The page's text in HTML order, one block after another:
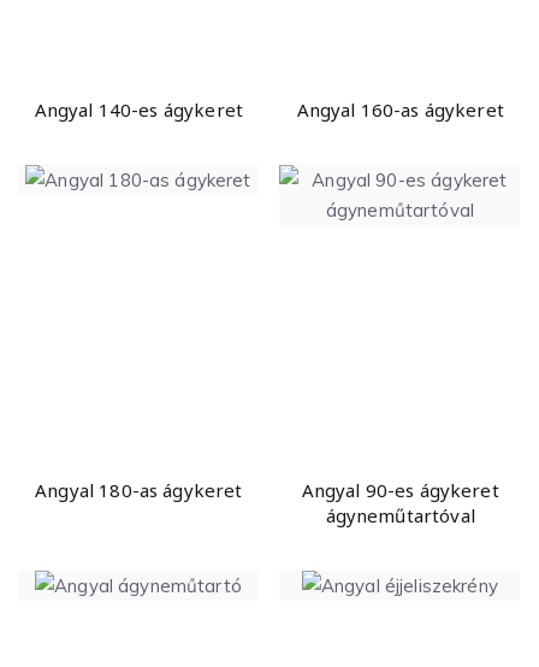
Angyal 140-es ágykeret Angyal 160-as ágykeret
Angyal 180-as ágykeret
Angyal 90-es ágykeret
ágyneműtartóval